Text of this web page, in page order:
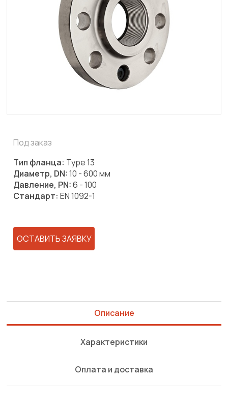
Под заказ
Тип фланца: Type 13
Диаметр, DN:10 - 600 мм
Давление, PN:6 - 100
Стандарт: EN 1092-1
ОСТАВИТЬ ЗАЯВКУ
Описание
Характеристики
Оплата и доставка